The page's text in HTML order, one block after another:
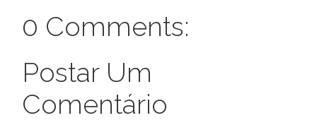
0 Comments:
Postar Um
Comentário